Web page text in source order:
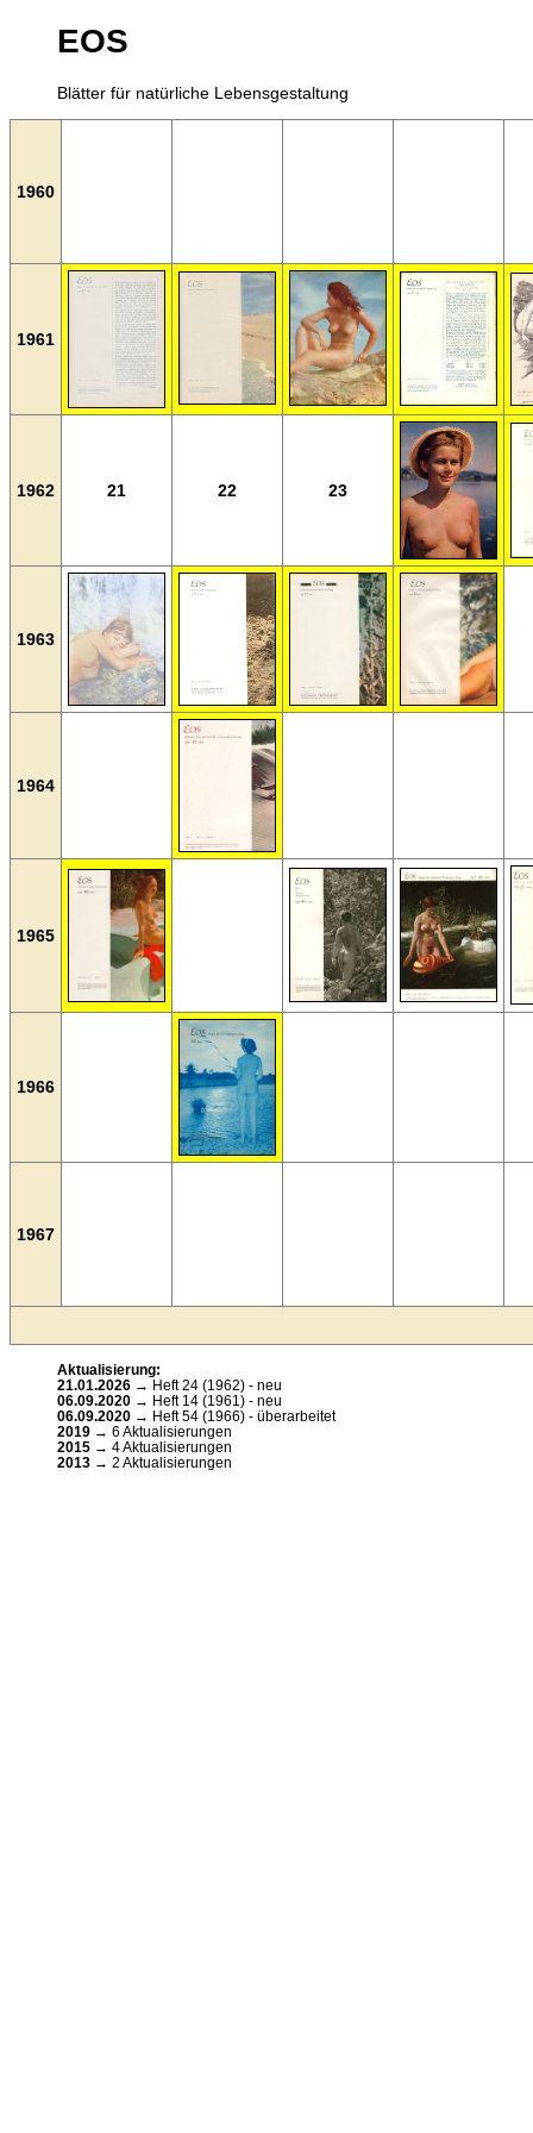
EOS
Blätter für natürliche Lebensgestaltung
1960
1961
1962 21 22 23
1963
1964
1965
1966
1967
Aktualisierung:
21.01.2026 → Heft 24 (1962) - neu
06.09.2020 → Heft 14 (1961) - neu
06.09.2020 → Heft 54 (1966) - überarbeitet
2019 → 6 Aktualisierungen
2015 → 4 Aktualisierungen
2013 → 2 Aktualisierungen